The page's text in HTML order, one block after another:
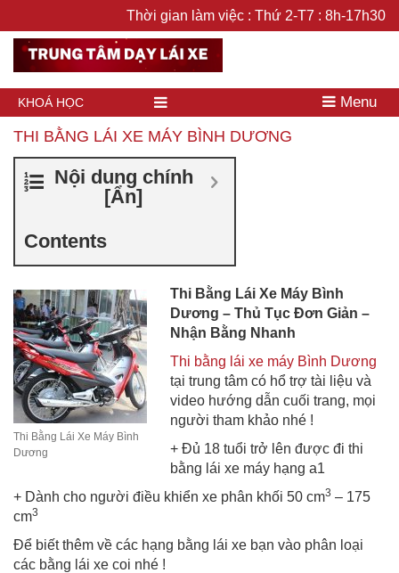
Thời gian làm việc : Thứ 2-T7 : 8h-17h30
KHOÁ HỌC Menu
THI BẰNG LÁI XE MÁY BÌNH DƯƠNG
Nội dung chính
[Ẩn]
Contents
Thi Bằng Lái Xe Máy Bình
Dương
Thi Bằng Lái Xe Máy Bình
Dương – Thủ Tục Đơn Giản –
Nhận Bằng Nhanh
Thi bằng lái xe máy Bình Dương
tại trung tâm có hổ trợ tài liệu và
video hướng dẫn cuối trang, mọi
người tham khảo nhé !
+ Đủ 18 tuổi trở lên được đi thi
bằng lái xe máy hạng a1
+ Dành cho người điều khiển xe phân khối 50 cm3 – 175
cm3
Để biết thêm về các hạng bằng lái xe bạn vào phân loại
các bằng lái xe coi nhé !